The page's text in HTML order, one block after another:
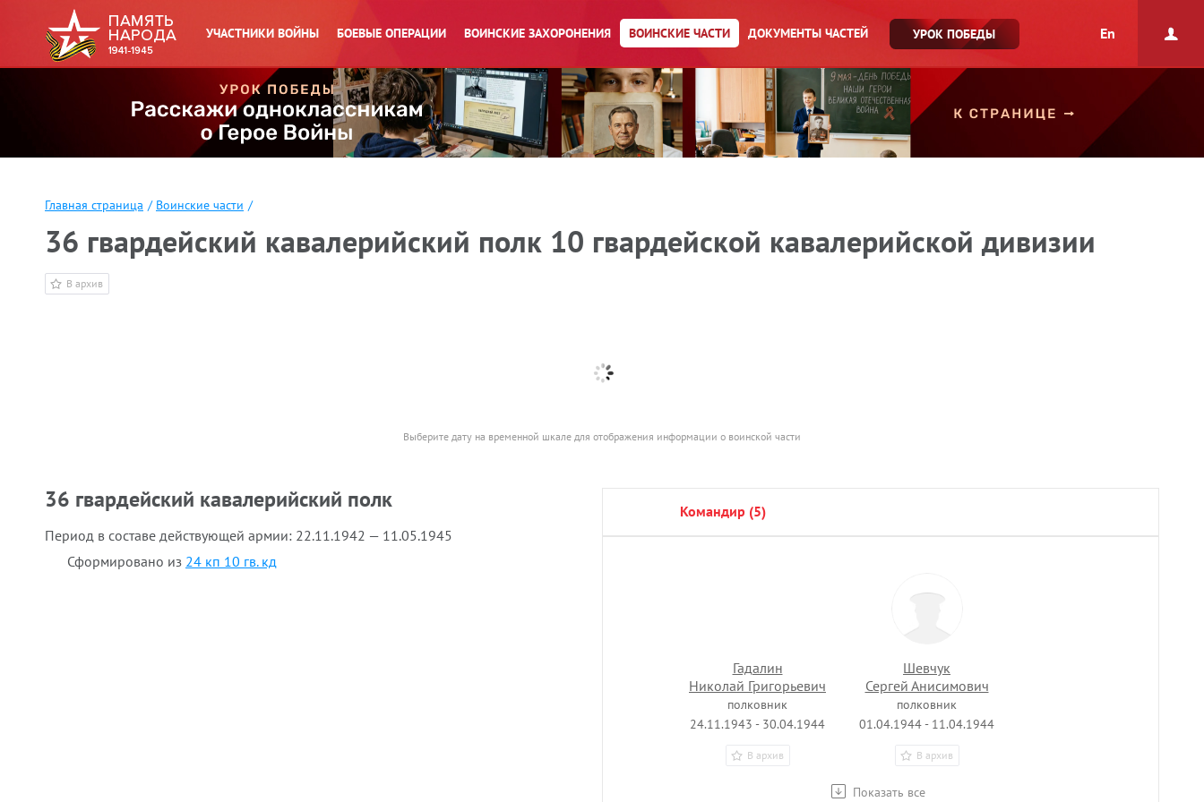
УЧАСТНИКИ ВОЙНЫ БОЕВЫЕ ОПЕРАЦИИ ВОИНСКИЕ ЗАХОРОНЕНИЯ ВОИНСКИЕ ЧАСТИ ДОКУМЕНТЫ ЧАСТЕЙ УРОК ПОБЕДЫ En
Главная страница / Воинские части /
36 гвардейский кавалерийский полк 10 гвардейской кавалерийской дивизии
В архив
Выберите дату на временной шкале для отображения информации о воинской части
36 гвардейский кавалерийский полк
Период в составе действующей армии: 22.11.1942 — 11.05.1945
Сформировано из 24 кп 10 гв. кд
командир (5)
Показать все
Гадалин
Николай Григорьевич
полковник
24.11.1943 - 30.04.1944
В архив
Шевчук
Сергей Анисимович
полковник
01.04.1944 - 11.04.1944
В архив